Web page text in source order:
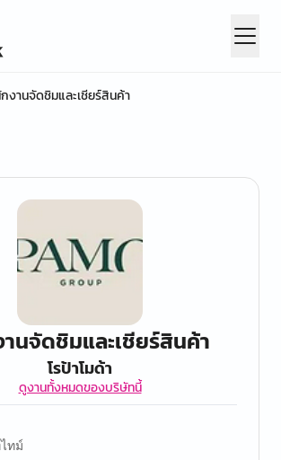
งานจัดชิมและเชียร์สินค้า
นจัดชิมและเชียร์สินค้า
โรป้าโมด้า
ดูงานทั้งหมดของบริษัทนี้
ทม์